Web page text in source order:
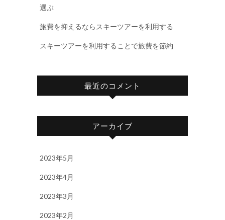
選ぶ
旅費を抑えるならスキーツアーを利用する
スキーツアーを利用することで旅費を節約
最近のコメント
アーカイブ
2023年5月
2023年4月
2023年3月
2023年2月